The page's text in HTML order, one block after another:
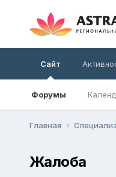
Сайт
Форумы
Главная
Жалоба